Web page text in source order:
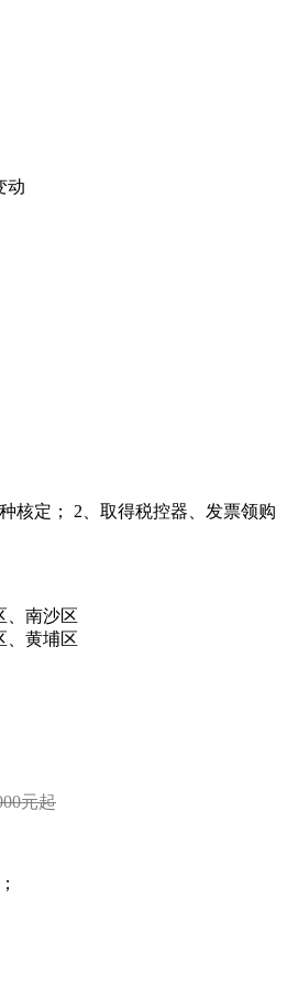
动
核定； 2、取得税控器、发票领购
、南沙区
、黄埔区
元起